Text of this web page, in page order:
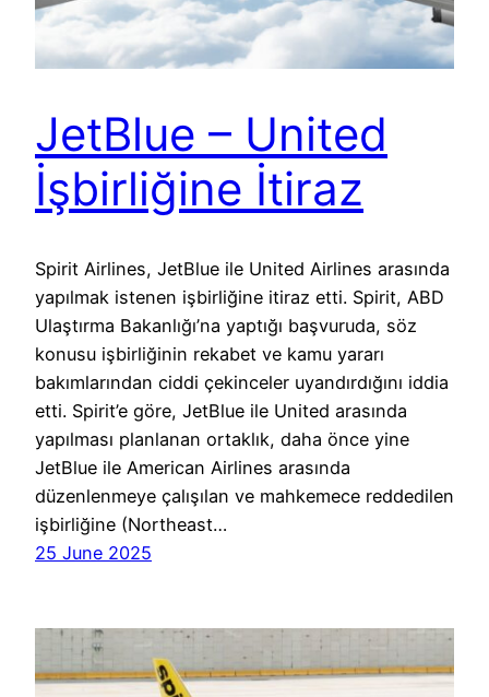
JetBlue – United
İşbirliğine İtiraz
Spirit Airlines, JetBlue ile United Airlines arasında
yapılmak istenen işbirliğine itiraz etti. Spirit, ABD
Ulaştırma Bakanlığı’na yaptığı başvuruda, söz
konusu işbirliğinin rekabet ve kamu yararı
bakımlarından ciddi çekinceler uyandırdığını iddia
etti. Spirit’e göre, JetBlue ile United arasında
yapılması planlanan ortaklık, daha önce yine
JetBlue ile American Airlines arasında
düzenlenmeye çalışılan ve mahkemece reddedilen
işbirliğine (Northeast…
25 June 2025